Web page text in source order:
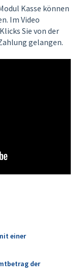
Kasse können
Im Video
Sie von der
gelangen.
einer
der